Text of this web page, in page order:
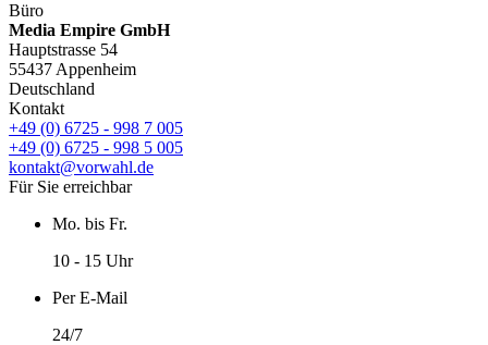
Büro
Media Empire GmbH
Hauptstrasse 54
55437 Appenheim
Deutschland
Kontakt
+49 (0) 6725 - 998 7 005
+49 (0) 6725 - 998 5 005
kontakt@vorwahl.de
Für Sie erreichbar
Mo. bis Fr.
10 - 15 Uhr
Per E-Mail
24/7